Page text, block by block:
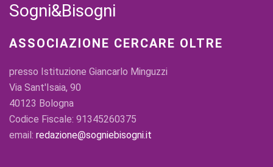
Sogni&Bisogni
ASSOCIAZIONE CERCARE OLTRE
presso Istituzione Giancarlo Minguzzi
Via Sant'Isaia, 90
40123 Bologna
Codice Fiscale: 91345260375
email: redazione@sogniebisogni.it